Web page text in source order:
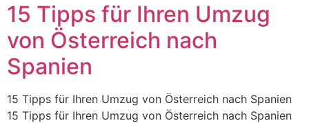
15 Tipps für Ihren Umzug
von Österreich nach
Spanien
15 Tipps für Ihren Umzug von Österreich nach Spanien
15 Tipps für Ihren Umzug von Österreich nach Spanien